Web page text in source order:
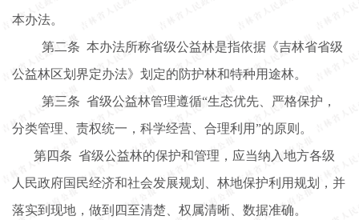
本办法。
第二条 本办法所称省级公益林是指依据《吉林省省级
公益林区划界定办法》划定的防护林和特种用途林。
第三条 省级公益林管理遵循“生态优先、严格保护，
分类管理、责权统一，科学经营、合理利用”的原则。
第四条 省级公益林的保护和管理，应当纳入地方各级
人民政府国民经济和社会发展规划、林地保护利用规划，并
落实到现地，做到四至清楚、权属清晰、数据准确。